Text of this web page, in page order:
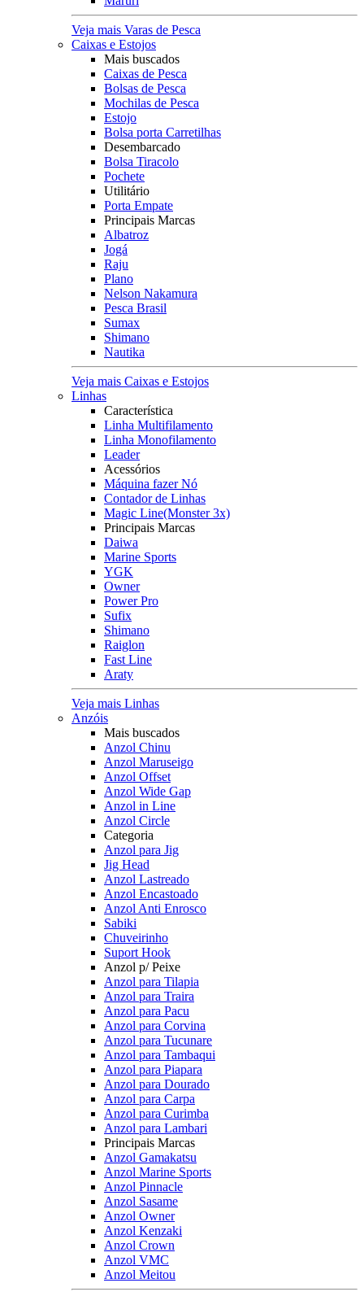
Veja mais Varas de Pesca
Caixas e Estojos
Mais buscados
Caixas de Pesca
Bolsas de Pesca
Mochilas de Pesca
Estojo
Bolsa porta Carretilhas
Desembarcado
Bolsa Tiracolo
Pochete
Utilitário
Porta Empate
Principais Marcas
Albatroz
Jogá
Raju
Plano
Nelson Nakamura
Pesca Brasil
Sumax
Shimano
Nautika
Veja mais Caixas e Estojos
Linhas
Característica
Linha Multifilamento
Linha Monofilamento
Leader
Acessórios
Máquina fazer Nó
Contador de Linhas
Magic Line(Monster 3x)
Principais Marcas
Daiwa
Marine Sports
YGK
Owner
Power Pro
Sufix
Shimano
Raiglon
Fast Line
Araty
Veja mais Linhas
Anzóis
Mais buscados
Anzol Chinu
Anzol Maruseigo
Anzol Offset
Anzol Wide Gap
Anzol in Line
Anzol Circle
Categoria
Anzol para Jig
Jig Head
Anzol Lastreado
Anzol Encastoado
Anzol Anti Enrosco
Sabiki
Chuveirinho
Suport Hook
Anzol p/ Peixe
Anzol para Tilapia
Anzol para Traira
Anzol para Pacu
Anzol para Corvina
Anzol para Tucunare
Anzol para Tambaqui
Anzol para Piapara
Anzol para Dourado
Anzol para Carpa
Anzol para Curimba
Anzol para Lambari
Principais Marcas
Anzol Gamakatsu
Anzol Marine Sports
Anzol Pinnacle
Anzol Sasame
Anzol Owner
Anzol Kenzaki
Anzol Crown
Anzol VMC
Anzol Meitou